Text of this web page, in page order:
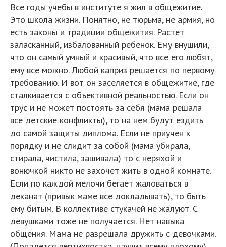
Все годы учебы в институте я жил в общежитие.
Это школа жизни. Понятно, не тюрьма, не армия, но
есть законы и традиции общежития. Растет
заласканный, избалованный ребенок. Ему внушили,
что он самый умный и красивый, что все его любят,
ему все можно. Любой каприз решается по первому
требованию. И вот он заселяется в общежитие, где
сталкивается с объективной реальностью. Если он
трус и не может постоять за себя (мама решала
все детские конфликты), то на нем будут ездить
до самой защиты диплома. Если не приучен к
порядку и не слидит за собой (мама убирала,
стирала, чистила, зашивала) то с неряхой и
вонючкой никто не захочет жить в одной комнате.
Если по каждой мелочи бегает жаловаться в
деканат (привык маме все докладывать), то быть
ему битым. В коллективе стукачей не жалуют. С
девушками тоже не получается. Нет навыка
общения. Мама не разрешала дружить с девочками.